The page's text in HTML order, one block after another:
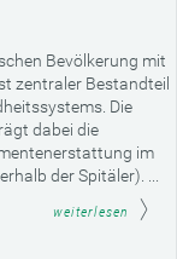
Bevölkerung mit
zentraler Bestandteil
Die
dabei die
im
der Spitäler). ...
weiterlesen